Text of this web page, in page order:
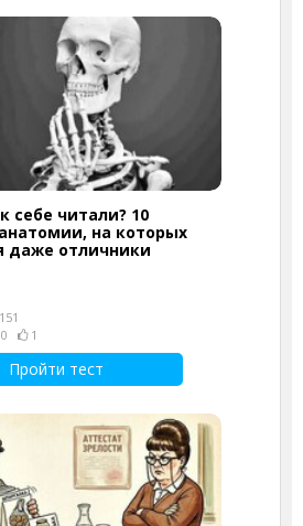
себе читали? 10
на которых
даже отличники
1
Пройти тест